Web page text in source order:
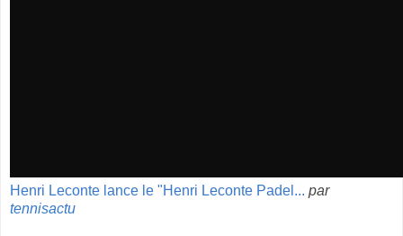
Henri Leconte lance le "Henri Leconte Padel... par
tennisactu